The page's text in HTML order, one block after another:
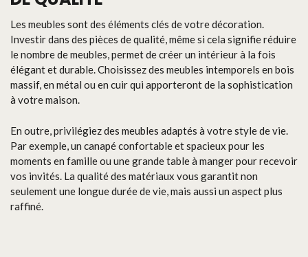
Les meubles sont des éléments clés de votre décoration.
Investir dans des pièces de qualité, même si cela signifie réduire
le nombre de meubles, permet de créer un intérieur à la fois
élégant et durable. Choisissez des meubles intemporels en bois
massif, en métal ou en cuir qui apporteront de la sophistication
à votre maison.
En outre, privilégiez des meubles adaptés à votre style de vie.
Par exemple, un canapé confortable et spacieux pour les
moments en famille ou une grande table à manger pour recevoir
vos invités. La qualité des matériaux vous garantit non
seulement une longue durée de vie, mais aussi un aspect plus
raffiné.